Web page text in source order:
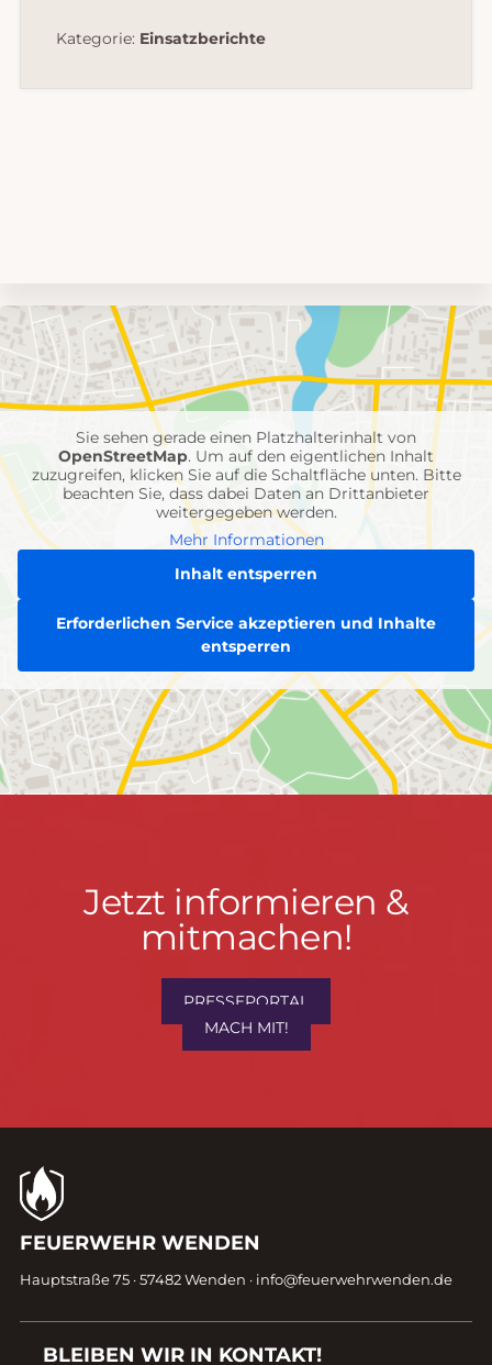
Kategorie: Einsatzberichte
Umgebungskarte
mit
Feuerwehr-
Einheiten
Sie sehen gerade einen Platzhalterinhalt von
OpenStreetMap. Um auf den eigentlichen Inhalt
zuzugreifen, klicken Sie auf die Schaltfläche unten. Bitte
beachten Sie, dass dabei Daten an Drittanbieter
weitergegeben werden.
Mehr Informationen
Inhalt entsperren
Erforderlichen Service akzeptieren und Inhalte
entsperren
Jetzt
informieren
mitmachen!
Jetzt informieren &
mitmachen!
PRESSEPORTAL
MACH MIT!
Kontaktdaten
Fußzeile
FEUERWEHR WENDEN
Hauptstraße 75 · 57482 Wenden · info@feuerwehrwenden.de
BLEIBEN WIR IN KONTAKT!